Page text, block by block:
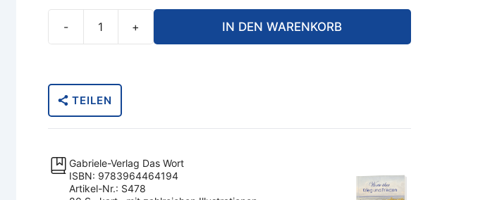
-
und
Frieden
+ IN DEN WARENKORB
TEILEN
Gabriele-Verlag Das Wort
ISBN: 9783964464194
Artikel-Nr.: S478